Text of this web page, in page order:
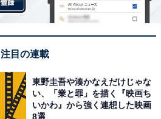
注目の連載
東野圭吾や湊かなえだけじゃな
い、「業と罪」を描く『映画ち
いかわ』から強く連想した映画
8選